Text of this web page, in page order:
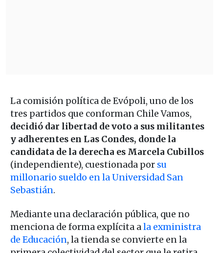
La comisión política de Evópoli, uno de los
tres partidos que conforman Chile Vamos,
decidió dar libertad de voto a sus militantes
y adherentes en Las Condes, donde la
candidata de la derecha es Marcela Cubillos
(independiente), cuestionada por su
millonario sueldo en la Universidad San
Sebastián.
Mediante una declaración pública, que no
menciona de forma explícita ala exministra
de Educación, la tienda se convierte en la